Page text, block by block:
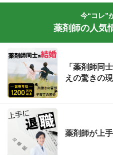
今“コレ”
薬剤師の人気
「薬剤師同
えの驚きの現
薬剤師が上